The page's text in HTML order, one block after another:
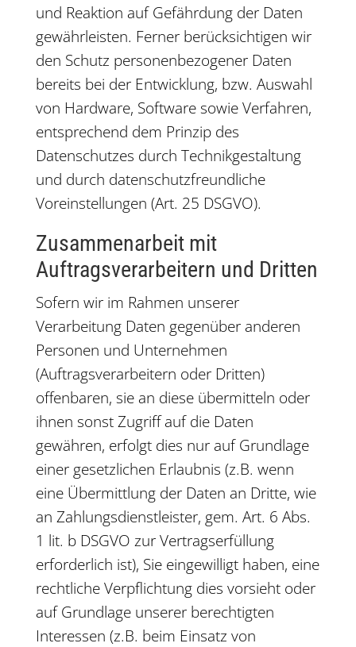
und Reaktion auf Gefährdung der Daten
gewährleisten. Ferner berücksichtigen wir
den Schutz personenbezogener Daten
bereits bei der Entwicklung, bzw. Auswahl
von Hardware, Software sowie Verfahren,
entsprechend dem Prinzip des
Datenschutzes durch Technikgestaltung
und durch datenschutzfreundliche
Voreinstellungen (Art. 25 DSGVO).
Zusammenarbeit mit
Auftragsverarbeitern und Dritten
Sofern wir im Rahmen unserer
Verarbeitung Daten gegenüber anderen
Personen und Unternehmen
(Auftragsverarbeitern oder Dritten)
offenbaren, sie an diese übermitteln oder
ihnen sonst Zugriff auf die Daten
gewähren, erfolgt dies nur auf Grundlage
einer gesetzlichen Erlaubnis (z.B. wenn
eine Übermittlung der Daten an Dritte, wie
an Zahlungsdienstleister, gem. Art. 6 Abs.
1 lit. b DSGVO zur Vertragserfüllung
erforderlich ist), Sie eingewilligt haben, eine
rechtliche Verpflichtung dies vorsieht oder
auf Grundlage unserer berechtigten
Interessen (z.B. beim Einsatz von